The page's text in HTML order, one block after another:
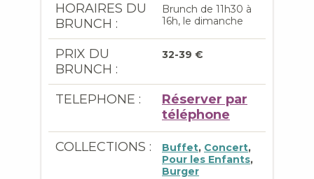
HORAIRES DU
BRUNCH :
Brunch de 11h30 à
16h, le dimanche
PRIX DU
BRUNCH :
32-39 €
TELEPHONE :
Réserver par
téléphone
COLLECTIONS : Buffet, Concert,
Pour les Enfants,
Burger